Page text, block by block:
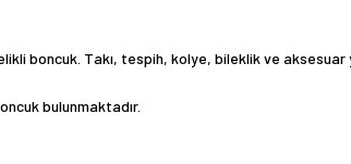
boncuk. Takı, tespih, kolye, bileklik ve aksesuar
bulunmaktadır.